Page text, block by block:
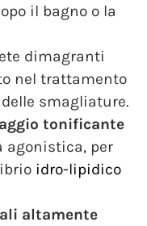
il bagno o la
dimagranti
nel trattamento
smagliature.
tonificante
agonistica, per
idro-lipidico
altamente